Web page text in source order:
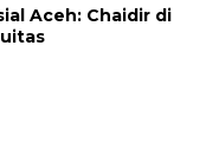
Aceh: Chaidir di